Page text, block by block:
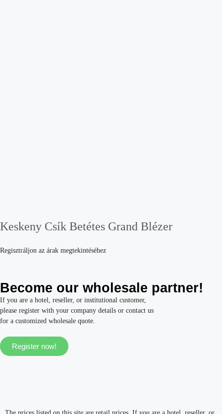
Keskeny Csík Betétes Grand Blézer
Regisztráljon az árak megtekintéséhez
Become our wholesale partner!
If you are a hotel, reseller, or institutional customer,
please register with your company details or contact us
for a customized wholesale quote.
Register now!